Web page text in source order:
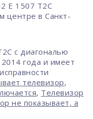
E 1507 T2C
центре в Санкт-
с диагональю
года и имеет
телевизор,
, Телевизор
не показывает, а